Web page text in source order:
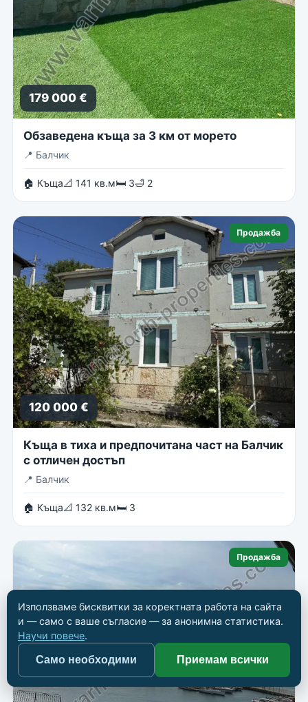
179 000 €
Обзаведена къща за 3 км от морето
📍 Балчик
🏠 Къща📐 141 кв.м🛏 3🛁 2
Продажба
120 000 €
Къща в тиха и предпочитана част на Балчик
с отличен достъп
📍 Балчик
🏠 Къща📐 132 кв.м🛏 3
Продажба
Използваме бисквитки за коректната работа на сайта
и — само с ваше съгласие — за анонимна статистика.
Научи повече.
Само необходими Приемам всички